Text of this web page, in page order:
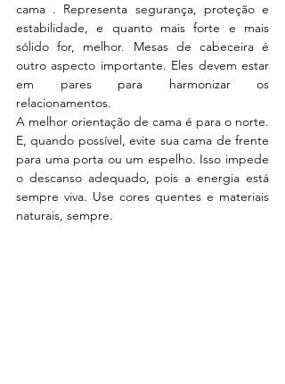
cama . Representa segurança, proteção e
estabilidade, e quanto mais forte e mais
sólido for, melhor. Mesas de cabeceira é
outro aspecto importante. Eles devem estar
em pares para harmonizar os
relacionamentos.
A melhor orientação de cama é para o norte.
E, quando possível, evite sua cama de frente
para uma porta ou um espelho. Isso impede
o descanso adequado, pois a energia está
sempre viva. Use cores quentes e materiais
naturais, sempre.